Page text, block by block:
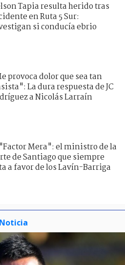
Tapia resulta herido tras
en Ruta 5 Sur:
si conducía ebrio
provoca dolor que sea tan
La dura respuesta de JC
a Nicolás Larraín
Mera": el ministro de la
de Santiago que siempre
a favor de los Lavín-Barriga